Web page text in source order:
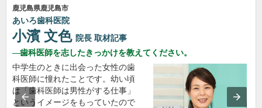
鹿児島県鹿児島市
あいろ歯科医院
小濱 文色 院長 取材記事
歯科医師を志したきっかけを教えてください。
中学生のときに出会った女性の歯
科医師に憧れたことです。幼い頃
は「歯科医師は男性がする仕事」
というイメージをもっていたので